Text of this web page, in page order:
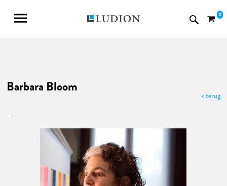
0
Barbara Bloom
< terug